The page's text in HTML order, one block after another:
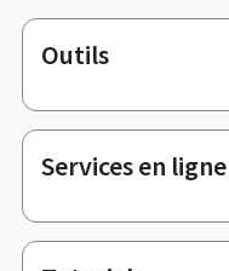
Pied
de
page
Outils
Services en